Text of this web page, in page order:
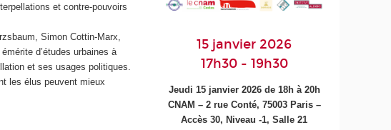
et contre-pouvoirs
Simon Cottin-Marx,
d’études urbaines à
et ses usages politiques.
les élus peuvent mieux
15 janvier 2026
17h30 - 19h30
Jeudi 15 janvier 2026 de 18h à 20h
CNAM – 2 rue Conté, 75003 Paris –
Accès 30, Niveau -1, Salle 21